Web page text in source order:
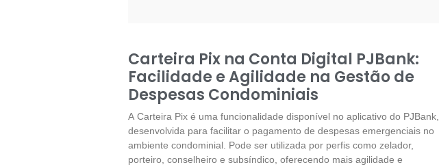
Carteira Pix na Conta Digital PJBank:
Facilidade e Agilidade na Gestão de
Despesas Condominiais
A Carteira Pix é uma funcionalidade disponível no aplicativo do PJBank,
desenvolvida para facilitar o pagamento de despesas emergenciais no
ambiente condominial. Pode ser utilizada por perfis como zelador,
porteiro, conselheiro e subsíndico, oferecendo mais agilidade e